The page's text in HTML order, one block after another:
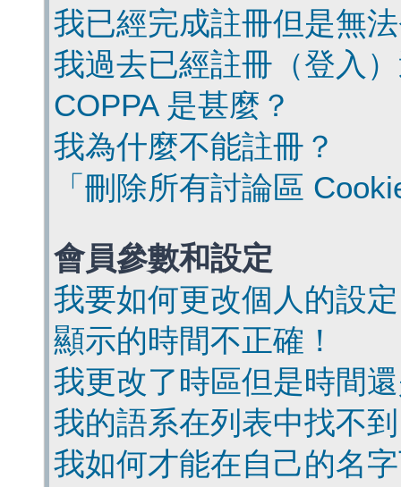
我已經完成註冊但是無
我過去已經註冊（登入
COPPA 是甚麼？
我為什麼不能註冊？
「刪除所有討論區
會員參數和設定
我要如何更改個人的設
顯示的時間不正確！
我更改了時區但是時間
我的語系在列表中找不
我如何才能在自己的名